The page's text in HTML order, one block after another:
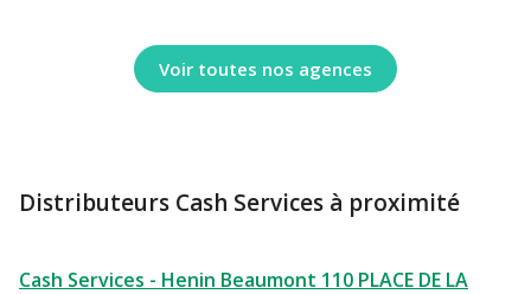
Voir toutes nos agences
Distributeurs Cash Services à proximité
Cash Services - Henin Beaumont 110 PLACE DE LA